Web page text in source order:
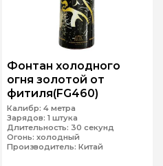
Фонтан холодного
огня золотой от
фитиля(FG460)
Калибр: 4 метра
Зарядов: 1 штука
Длительность: 30 секунд
Огонь: холодный
Производитель: Китай